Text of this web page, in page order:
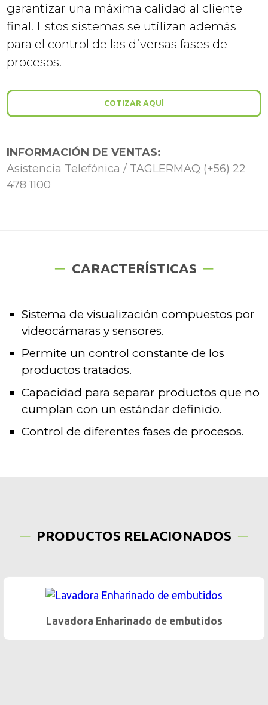
garantizar una máxima calidad al cliente
final. Estos sistemas se utilizan además
para el control de las diversas fases de
procesos.
COTIZAR AQUÍ
INFORMACIÓN DE VENTAS:
Asistencia Telefónica / TAGLERMAQ (+56) 22
478 1100
CARACTERÍSTICAS
Sistema de visualización compuestos por
videocámaras y sensores.
Permite un control constante de los
productos tratados.
Capacidad para separar productos que no
cumplan con un estándar definido.
Control de diferentes fases de procesos.
PRODUCTOS RELACIONADOS
Lavadora de varillas